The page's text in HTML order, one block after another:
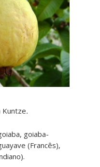
Kuntze.
goiaba-
(Francês),